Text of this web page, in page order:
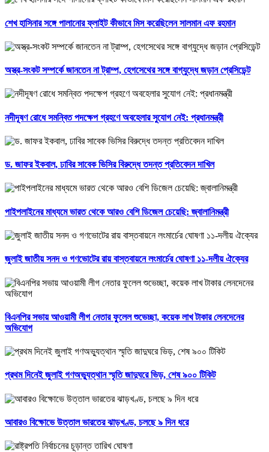
শেখ হাসিনার সঙ্গে পালানোর ফ্লাইট কীভাবে মিস করেছিলেন সালমান এফ রহমান
অস্ত্র-সংকট সম্পর্কে জানতেন না ট্রাম্প, হেগসেথের সঙ্গে বাগ্‌যুদ্ধে জড়ান প্রেসিডেন্ট
নদীদূষণ রোধে সমন্বিত পদক্ষেপ গ্রহণে অবহেলার সুযোগ নেই: প্রধানমন্ত্রী
ড. জাফর ইকবাল, ঢাবির সাবেক ভিসির বিরুদ্ধে তদন্ত প্রতিবেদন দাখিল
পাইপলাইনের মাধ্যমে ভারত থেকে আরও বেশি ডিজেল চেয়েছি: জ্বালানিমন্ত্রী
জুলাই জাতীয় সনদ ও গণভোটের রায় বাস্তবায়নে লংমার্চের ঘোষণা ১১-দলীয় ঐক্যের
বিএনপির সভায় আওয়ামী লীগ নেতার ফুলেল শুভেচ্ছা, কয়েক লাখ টাকার লেনদেনের
অভিযোগ
প্রথম দিনেই জুলাই গণঅভ্যুত্থান স্মৃতি জাদুঘরে ভিড়, শেষ ৯০০ টিকিট
আবারও বিক্ষোভে উত্তাল ভারতের ঝাড়খণ্ড, চলছে ৯ দিন ধরে